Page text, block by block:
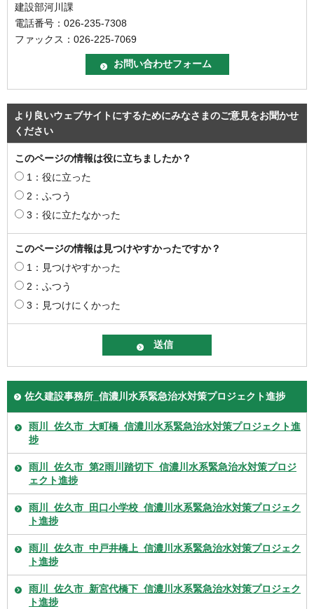
建設部河川課
電話番号：026-235-7308
ファックス：026-225-7069
より良いウェブサイトにするためにみなさまのご意見をお聞かせ
ください
このページの情報は役に立ちましたか？
1：役に立った
2：ふつう
3：役に立たなかった
このページの情報は見つけやすかったですか？
1：見つけやすかった
2：ふつう
3：見つけにくかった
佐久建設事務所_信濃川水系緊急治水対策プロジェクト進捗
雨川_佐久市_大町橋_信濃川水系緊急治水対策プロジェクト進
捗
雨川_佐久市_第2雨川踏切下_信濃川水系緊急治水対策プロジ
ェクト進捗
雨川_佐久市_田口小学校_信濃川水系緊急治水対策プロジェク
ト進捗
雨川_佐久市_中戸井橋上_信濃川水系緊急治水対策プロジェク
ト進捗
雨川_佐久市_新宮代橋下_信濃川水系緊急治水対策プロジェク
ト進捗